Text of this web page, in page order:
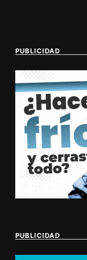
PUBLICIDAD
PUBLICIDAD